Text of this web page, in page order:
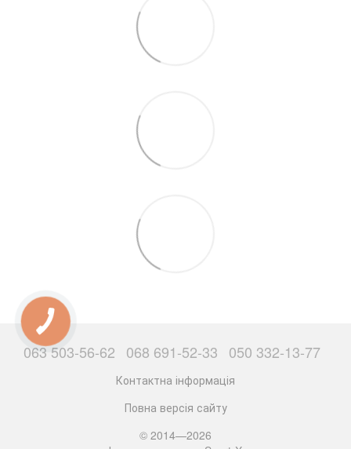
063 503-56-62 068 691-52-33 050 332-13-77
Контактна інформація
Повна версія сайту
© 2014—2026